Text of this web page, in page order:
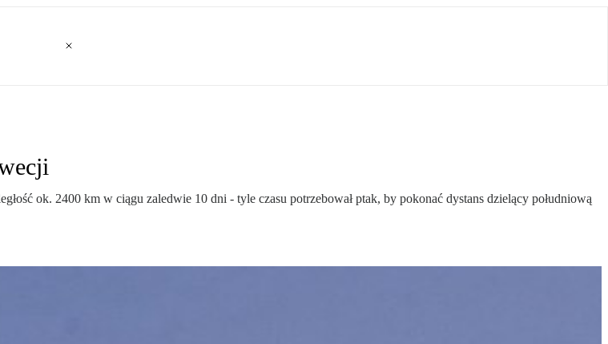
ok. 2400 km w ciągu zaledwie 10 dni - tyle czasu potrzebował ptak, by pokonać dystans dzielący południową